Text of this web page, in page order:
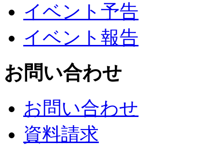
イベント予告
イベント報告
お問い合わせ
お問い合わせ
資料請求